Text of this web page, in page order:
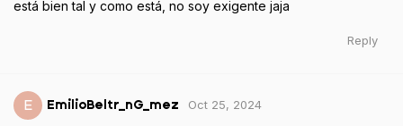
está bien tal y como está, no soy exigente jaja
Reply
E EmilioBeltr_nG_mez Oct 25, 2024